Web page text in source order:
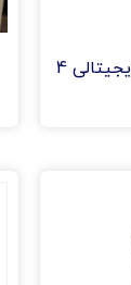
ترازوی دقیق آزمایشگاهی دیجیتالی 4